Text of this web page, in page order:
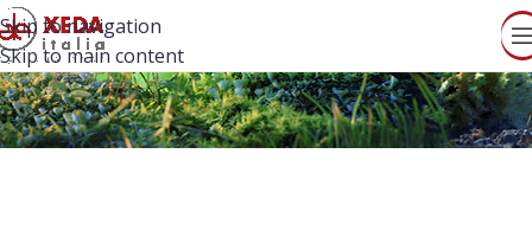
Skip to navigation
Skip to main content